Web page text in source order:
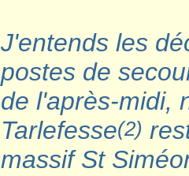
J'entends les
postes de
de l'après-midi,
Tarlefesse(2)
massif St